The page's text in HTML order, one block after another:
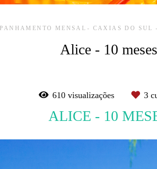
MENSAL CAXIAS DO SUL
Alice - 10 meses
610 visualizações 3
ALICE - 10